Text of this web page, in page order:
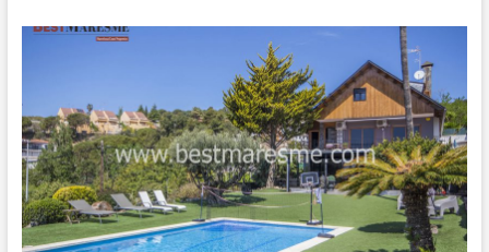
sale